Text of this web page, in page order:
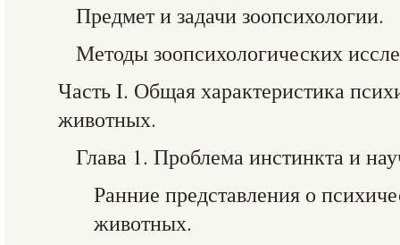
Предмет и задачи зоопсихологии.
Методы зоопсихологических
Часть I. Общая характеристика
животных.
Глава 1. Проблема инстинкта и
Ранние представления о
животных.